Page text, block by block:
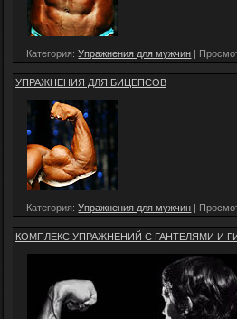
Категория:Упражнения для мужчин |
УПРАЖНЕНИЯ ДЛЯ БИЦЕПСОВ
Категория:Упражнения для мужчин |
КОМПЛЕКС УПРАЖНЕНИЙ С ГАНТЕЛЯМИ И